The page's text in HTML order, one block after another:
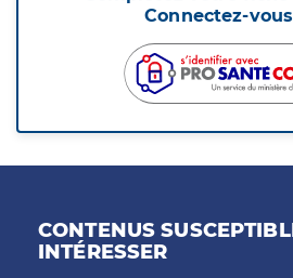
Connectez-
CONTENUS
INTÉRESSER